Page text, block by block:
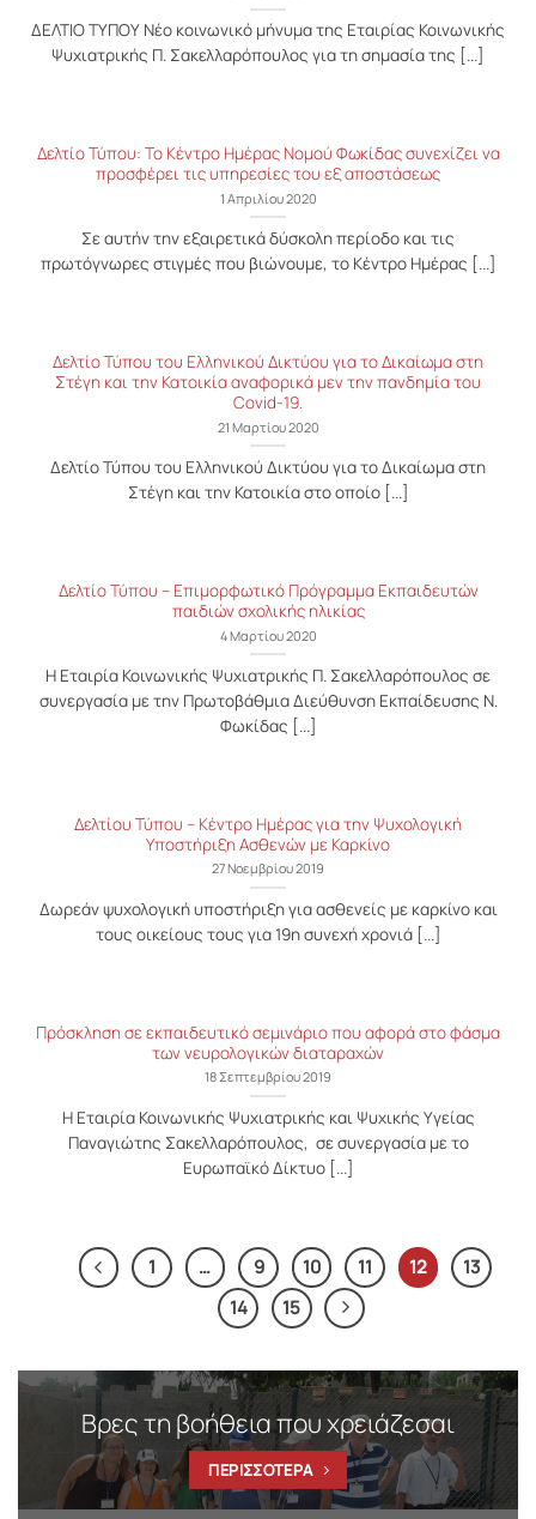
ΔΕΛΤΙΟ ΤΥΠΟΥ Νέο κοινωνικό μήνυμα της Εταιρίας Κοινωνικής
Ψυχιατρικής Π. Σακελλαρόπουλος για τη σημασία της [...]
Δελτίο Τύπου: Το Κέντρο Ημέρας Nομού Φωκίδας συνεχίζει να
προσφέρει τις υπηρεσίες του εξ αποστάσεως
1 Απριλίου 2020
Σε αυτήν την εξαιρετικά δύσκολη περίοδο και τις
πρωτόγνωρες στιγμές που βιώνουμε, το Κέντρο Ημέρας [...]
Δελτίο Τύπου του Ελληνικού Δικτύου για το Δικαίωμα στη
Στέγη και την Κατοικία αναφορικά μεν την πανδημία του
Covid-19.
21 Μαρτίου 2020
Δελτίο Τύπου του Ελληνικού Δικτύου για το Δικαίωμα στη
Στέγη και την Κατοικία στο οποίο [...]
Δελτίο Τύπου – Επιμορφωτικό Πρόγραμμα Εκπαιδευτών
παιδιών σχολικής ηλικίας
4 Μαρτίου 2020
Η Εταιρία Κοινωνικής Ψυχιατρικής Π. Σακελλαρόπουλος σε
συνεργασία με την Πρωτοβάθμια Διεύθυνση Εκπαίδευσης Ν.
Φωκίδας [...]
Δελτίου Τύπου – Κέντρο Ημέρας για την Ψυχολογική
Υποστήριξη Ασθενών με Καρκίνο
27 Νοεμβρίου 2019
Δωρεάν ψυχολογική υποστήριξη για ασθενείς με καρκίνο και
τους οικείους τους για 19η συνεχή χρονιά [...]
Πρόσκληση σε εκπαιδευτικό σεμινάριο που αφορά στο φάσμα
των νευρολογικών διαταραχών
18 Σεπτεμβρίου 2019
Η Εταιρία Κοινωνικής Ψυχιατρικής και Ψυχικής Υγείας
Παναγιώτης Σακελλαρόπουλος, σε συνεργασία με το
Ευρωπαϊκό Δίκτυο [...]
1 … 9 10 11 12
13
14
15
Βρες τη βοήθεια που χρειάζεσαι
ΠΕΡΙΣΣΟΤΕΡΑ